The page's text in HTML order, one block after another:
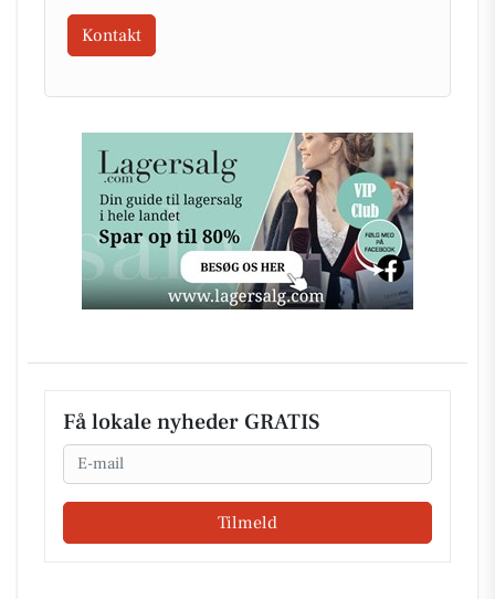
Kontakt
Få lokale nyheder GRATIS
Email
Tilmeld